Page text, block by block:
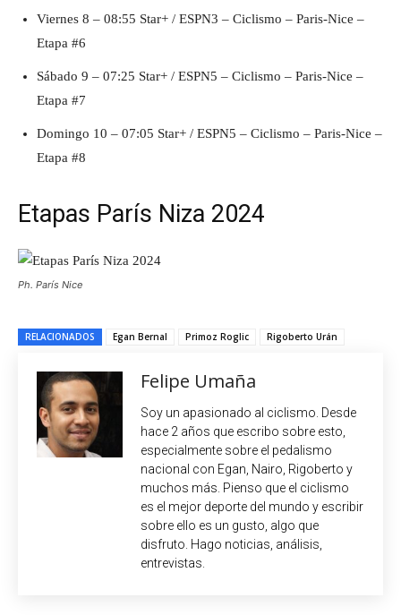
Viernes 8 – 08:55 Star+ / ESPN3 – Ciclismo – Paris-Nice –
Etapa #6
Sábado 9 – 07:25 Star+ / ESPN5 – Ciclismo – Paris-Nice –
Etapa #7
Domingo 10 – 07:05 Star+ / ESPN5 – Ciclismo – Paris-Nice –
Etapa #8
Etapas París Niza 2024
Ph. París Nice
RELACIONADOS Egan Bernal Primoz Roglic Rigoberto Urán
Felipe Umaña
Soy un apasionado al ciclismo. Desde
hace 2 años que escribo sobre esto,
especialmente sobre el pedalismo
nacional con Egan, Nairo, Rigoberto y
muchos más. Pienso que el ciclismo
es el mejor deporte del mundo y escribir
sobre ello es un gusto, algo que
disfruto. Hago noticias, análisis,
entrevistas.